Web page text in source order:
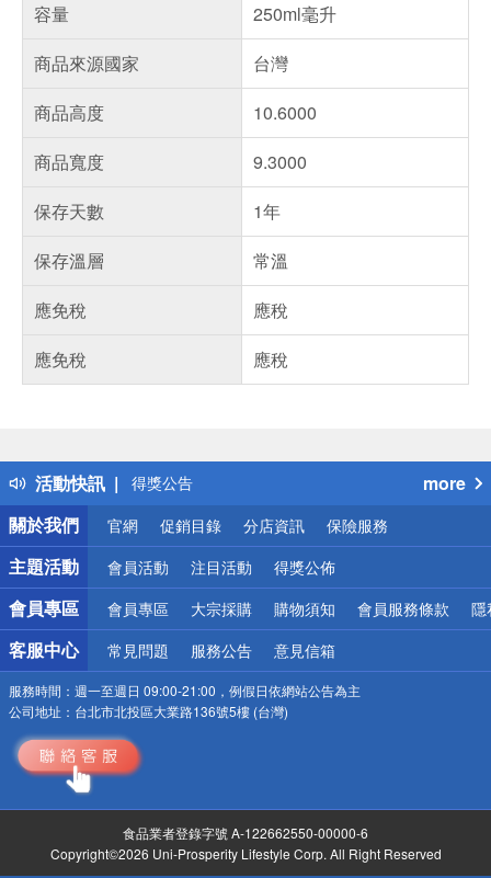
容量
250ml毫升
商品來源國家
台灣
商品高度
10.6000
商品寬度
9.3000
保存天數
1年
保存溫層
常溫
應免稅
應稅
應免稅
應稅
活動快訊
詐騙網頁！請小心！
得獎公告
熱門話題
銀行優惠
偏遠地區配送
詐騙網頁！請小心！
more
關於我們
官網 促銷目錄 分店資訊 保險服務
主題活動 會員活動 注目活動 得獎公佈
會員專區 會員專區 大宗採購 購物須知 會員服務條款 隱
客服中心 常見問題 服務公告 意見信箱
服務時間： 週一至週日 09:00-21:00，例假日依網站公告為主
公司地址： 台北市北投區大業路136號5樓 (台灣)
食品業者登錄字號 A-122662550-00000-6
Copyright©2026 Uni-Prosperity Lifestyle Corp. All Right Reserved